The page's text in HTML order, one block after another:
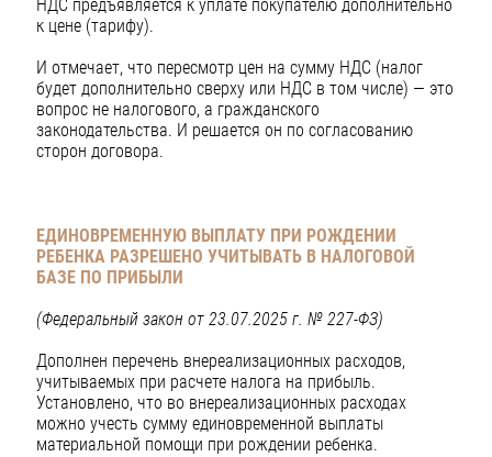
НДС предъявляется к уплате покупателю дополнительно
к цене (тарифу).
И отмечает, что пересмотр цен на сумму НДС (налог
будет дополнительно сверху или НДС в том числе) — это
вопрос не налогового, а гражданского
законодательства. И решается он по согласованию
сторон договора.
ЕДИНОВРЕМЕННУЮ ВЫПЛАТУ ПРИ РОЖДЕНИИ
РЕБЕНКА РАЗРЕШЕНО УЧИТЫВАТЬ В НАЛОГОВОЙ
БАЗЕ ПО ПРИБЫЛИ
(Федеральный закон от 23.07.2025 г. № 227-ФЗ)
Дополнен перечень внереализационных расходов,
учитываемых при расчете налога на прибыль.
Установлено, что во внереализационных расходах
можно учесть сумму единовременной выплаты
материальной помощи при рождении ребенка.